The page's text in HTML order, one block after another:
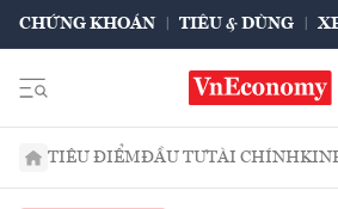
CHỨNG KHOÁN TIÊU & DÙNG
TIÊU ĐIỂMĐẦU TƯTÀI CHÍNH